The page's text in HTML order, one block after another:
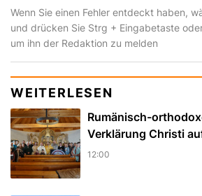
Wenn Sie einen Fehler entdeckt haben,
und drücken Sie Strg + Eingabetaste
um ihn der Redaktion zu melden
WEITERLESEN
Rumänisch-
Verklärung Christi
12:00